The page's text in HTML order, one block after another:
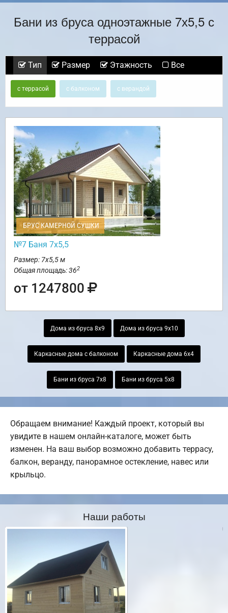
Бани из бруса одноэтажные 7х5,5 с
террасой
Тип Размер Этажность Все
с террасой с балконом с верандой
БРУС КАМЕРНОЙ СУШКИ
№7 Баня 7х5,5
Размер: 7х5,5 м
Общая площадь: 362
от 1247800
Дома из бруса 8х9 Дома из бруса 9х10
Каркасные дома с балконом Каркасные дома 6х4
Бани из бруса 7х8 Бани из бруса 5х8
Обращаем внимание! Каждый проект, который вы
увидите в нашем онлайн-каталоге, может быть
изменен. На ваш выбор возможно добавить террасу,
балкон, веранду, панорамное остекление, навес или
крыльцо.
Наши работы